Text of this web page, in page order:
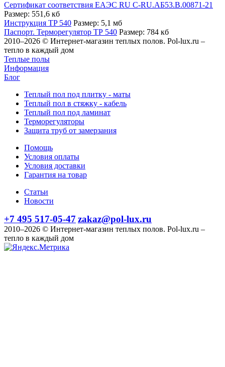
Сертификат соответствия ЕАЭС RU C-RU.АБ53.В.00871-21
Размер: 551,6 кб
Инструкция TP 540 Размер: 5,1 мб
Паспорт. Терморегулятор ТР 540 Размер: 784 кб
2010–2026 © Интернет-магазин теплых полов. Pol-lux.ru –
тепло в каждый дом
Теплые полы
Информация
Блог
Теплый пол под плитку - маты
Теплый пол в стяжку - кабель
Теплый пол под ламинат
Терморегуляторы
Защита труб от замерзания
Помощь
Условия оплаты
Условия доставки
Гарантия на товар
Статьи
Новости
+7 495 517-05-47 zakaz@pol-lux.ru
2010–2026 © Интернет-магазин теплых полов. Pol-lux.ru –
тепло в каждый дом